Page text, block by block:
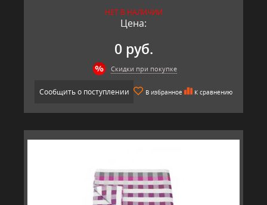
НЕТ В НАЛИЧИИ
Цена:
0 руб.
Скидки при покупке
Сообщить о поступлении В избранное К сравнению